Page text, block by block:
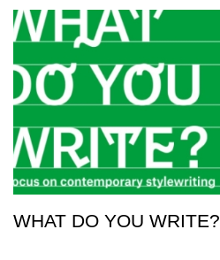
WHAT DO YOU WRITE?